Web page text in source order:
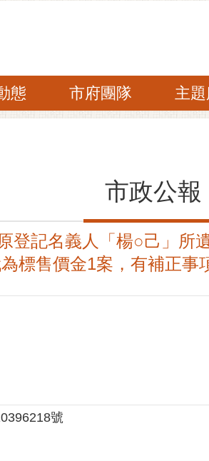
態 市府團隊 主
市政公報
登記名義人「楊○己」所
標售價金1案，有補正事
號